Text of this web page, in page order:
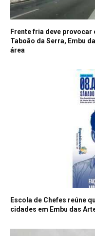
Frente fria deve provocar
Taboão da Serra, Embu
área
Escola de Chefes reúne
cidades em Embu das